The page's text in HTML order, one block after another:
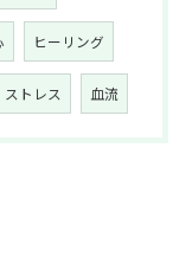
ヒーリング
ストレス 血流